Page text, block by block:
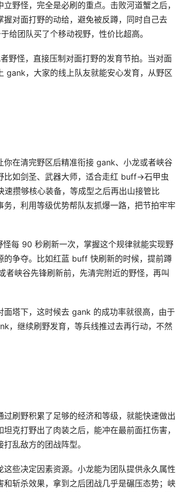
野怪，完全是必刷的重点。击败河道蟹之后，
对面打野的动给，避免被反蹲，同时自己去
给团队买了个移动视野，性价比超高。
野怪，直接压制对面打野的发育节拍。当对面
gank，大家的线上队友就能安心发育，从野区
在清完野区后精准衔接 gank、小龙或者峡谷
比如剑圣、武器大师，适合走红 buff→石甲虫
攒够核心装备，等成型之后再出山接管比
，利用等级优势帮队友抓爆一路，把节拍牢牢
每 90 秒刷新一次，掌握这个规律就能实现野
的争夺。比如红蓝 buff 快刷新的时候，提前蹲
峡谷先锋刷新前，先清完附近的野怪，再叫
塔下，这时候去 gank 的成功率就很高，由于
，继续刷野发育，等兵线推过去再行动，不然
刷野积累了足够的经济和等级，就能快速做出
克打野出了肉装之后，能冲在最前面扛伤害，
乱敌方的团战阵型。
些决定因素资源。小龙能为团队提供永久属性
斩杀效果，拿到之后团战几乎是碾压态势；峡